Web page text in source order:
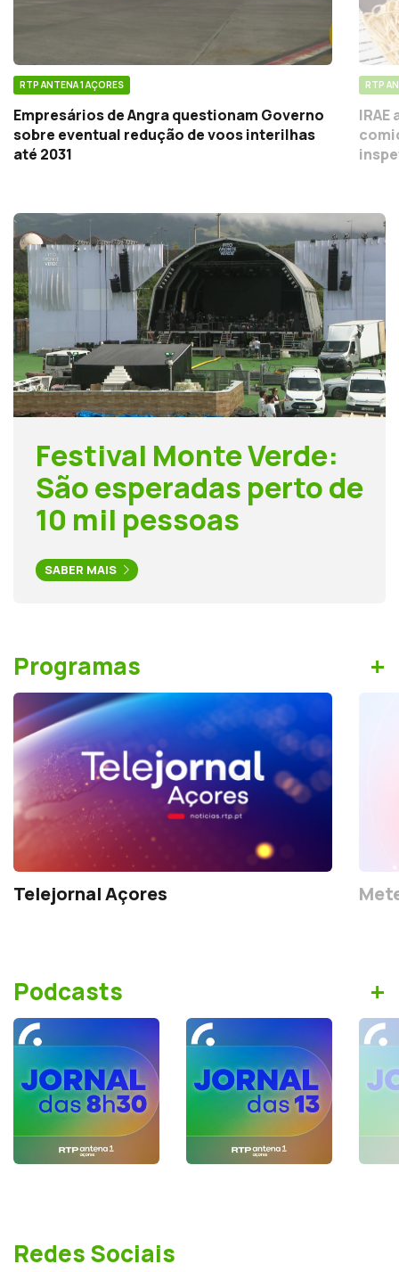
RTP ANTENA 1 AÇORES
Empresários de Angra questionam Governo
sobre eventual redução de voos interilhas
até 2031
RTP
Festival Monte Verde:
São esperadas perto de
10 mil pessoas
SABER MAIS
Programas +
Telejornal Açores
Podcasts +
Redes Sociais